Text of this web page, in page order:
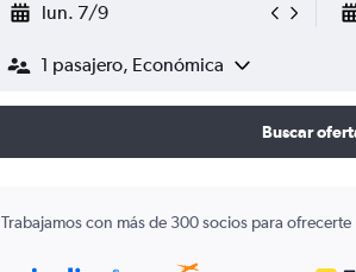
lun. 7/9
1 pasajero, Económica
Buscar
Trabajamos con más de 300 socios para